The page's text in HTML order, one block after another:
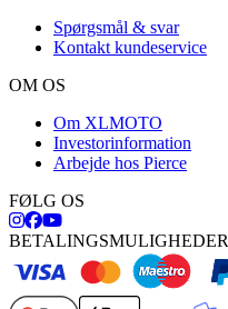
Spørgsmål & svar
Kontakt kundeservice
OM OS
Om XLMOTO
Investorinformation
Arbejde hos Pierce
FØLG OS
BETALINGSMULIGHEDER